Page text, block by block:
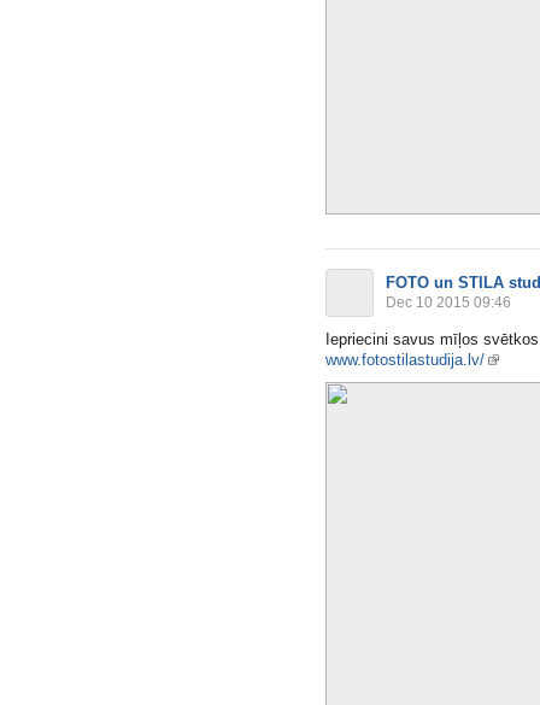
FOTO un STILA
Dec 10 2015 09:46
Iepriecini savus mīļos
www.fotostilastudija.lv/